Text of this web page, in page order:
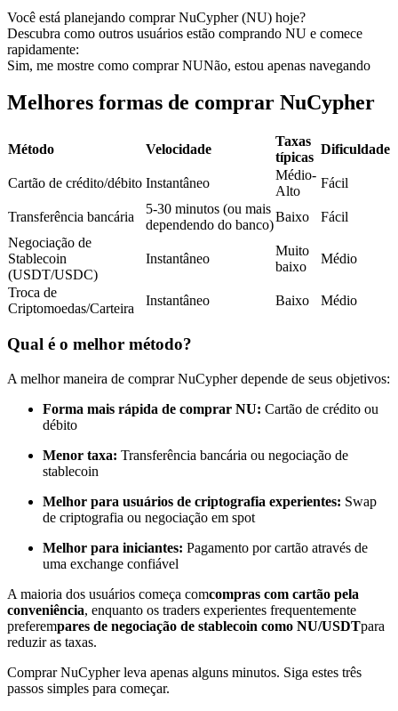
Futuros de USDC
Futuros usando USDC como garantia
Copiar Trading
Junte-se aos principais traders
Desfrute da partilha de lucros e comissões de copy trading
Informação
Você está planejando comprar NuCypher (NU) hoje?
Descubra como outros usuários estão comprando NU e comece
rapidamente:
Sim, me mostre como comprar NUNão, estou apenas navegando
Melhores formas de comprar NuCypher
Método Velocidade
Taxas
típicas
Dificuldade
Cartão de crédito/débito Instantâneo
Médio-
Alto
Fácil
Transferência bancária
5-30 minutos (ou mais
dependendo do banco)
Baixo
Fácil
Negociação de
Stablecoin
(USDT/USDC)
Instantâneo
Muito
baixo
Médio
Troca de
Criptomoedas/Carteira
Instantâneo Baixo Médio
Qual é o melhor método?
A melhor maneira de comprar NuCypher depende de seus objetivos:
Forma mais rápida de comprar NU: Cartão de crédito ou
débito
Menor taxa: Transferência bancária ou negociação de
stablecoin
Melhor para usuários de criptografia experientes: Swap
de criptografia ou negociação em spot
Melhor para iniciantes: Pagamento por cartão através de
uma exchange confiável
A maioria dos usuários começa comcompras com cartão pela
conveniência, enquanto os traders experientes frequentemente
preferempares de negociação de stablecoin como NU/USDTpara
reduzir as taxas.
Comprar NuCypher leva apenas alguns minutos. Siga estes três
passos simples para começar.